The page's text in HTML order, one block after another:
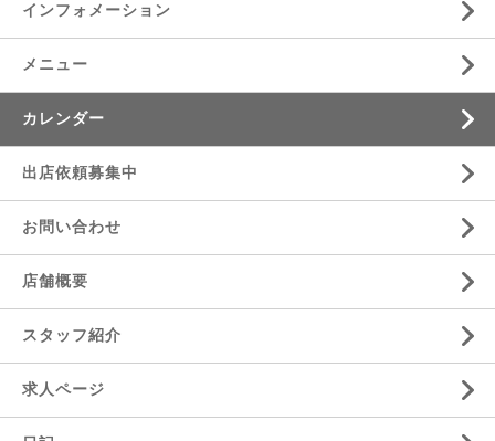
インフォメーション
メニュー
カレンダー
出店依頼募集中
お問い合わせ
店舗概要
スタッフ紹介
求人ページ